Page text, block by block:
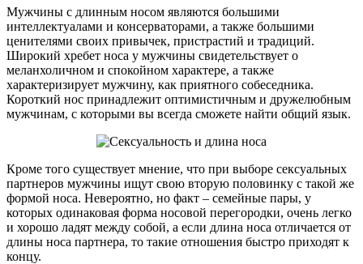
Мужчины с длинным носом являются большими
интеллектуалами и консерваторами, а также большими
ценителями своих привычек, пристрастий и традиций.
Широкий хребет носа у мужчины свидетельствует о
меланхоличном и спокойном характере, а также
характеризирует мужчину, как приятного собеседника.
Короткий нос принадлежит оптимистичным и дружелюбным
мужчинам, с которыми вы всегда сможете найти общий язык.
Кроме того существует мнение, что при выборе сексуальных
партнеров мужчины ищут свою вторую половинку с такой же
формой носа. Невероятно, но факт – семейные пары, у
которых одинаковая форма носовой перегородки, очень легко
и хорошо ладят между собой, а если длина носа отличается от
длины носа партнера, то такие отношения быстро приходят к
концу.